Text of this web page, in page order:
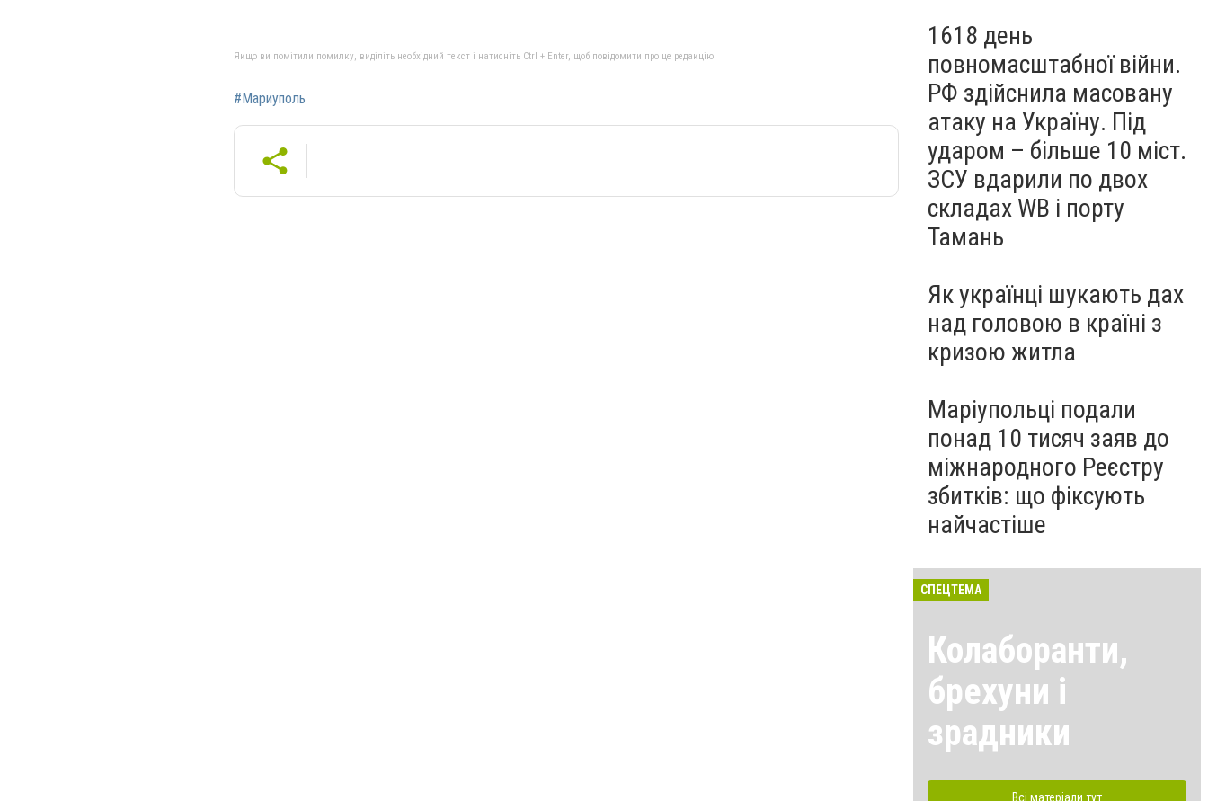
Якщо ви помітили помилку, виділіть необхідний текст і натисніть Ctrl + Enter, щоб повідомити про це редакцію
#Мариуполь
1618 день
повномасштабної війни.
РФ здійснила масовану
атаку на Україну. Під
ударом – більше 10 міст.
ЗСУ вдарили по двох
складах WB і порту
Тамань
Як українці шукають дах
над головою в країні з
кризою житла
Маріупольці подали
понад 10 тисяч заяв до
міжнародного Реєстру
збитків: що фіксують
найчастіше
СПЕЦТЕМА
Колаборанти,
брехуни і
зрадники
Всі матеріали тут